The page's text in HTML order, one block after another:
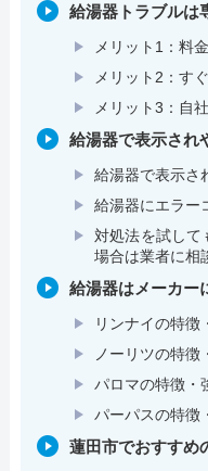
給湯器トラブルは
メリット1：料
メリット2：す
メリット3：自
給湯器で表示され
給湯器で表示さ
給湯器にエラー
対処法を試して
場合は業者に相
給湯器はメーカー
リンナイの特徴
ノーリツの特徴
パロマの特徴・
パーパスの特徴
蓮田市でおすすめ